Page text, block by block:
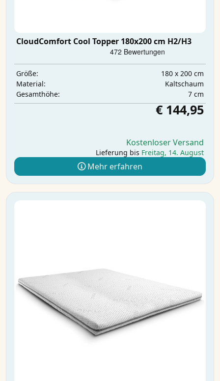
CloudComfort Cool Topper 180x200 cm H2/H3
Größe:
180 x 200 cm
Material:
Kaltschaum
Gesamthöhe:
7 cm
€ 144,95
Kostenloser Versand
Lieferung bis Freitag, 14. August
Mehr erfahren